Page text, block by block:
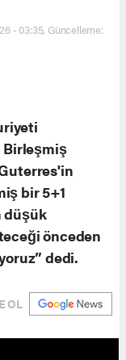
- 03:35, Güncelleme:
Birleşmiş
bir 5+1
düşük
önceden
dedi.
OL